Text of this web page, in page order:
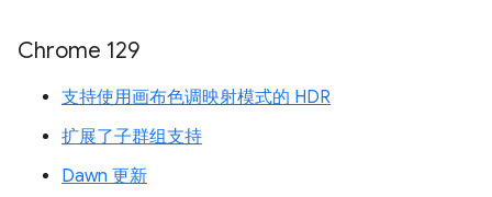
Chrome 129
支持使用画布色调映射模式的 HDR
扩展了子群组支持
Dawn 更新